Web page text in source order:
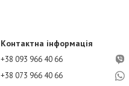
Контактна інформація
+38 093 966 40 66
+38 073 966 40 66